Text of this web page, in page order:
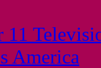
11
America